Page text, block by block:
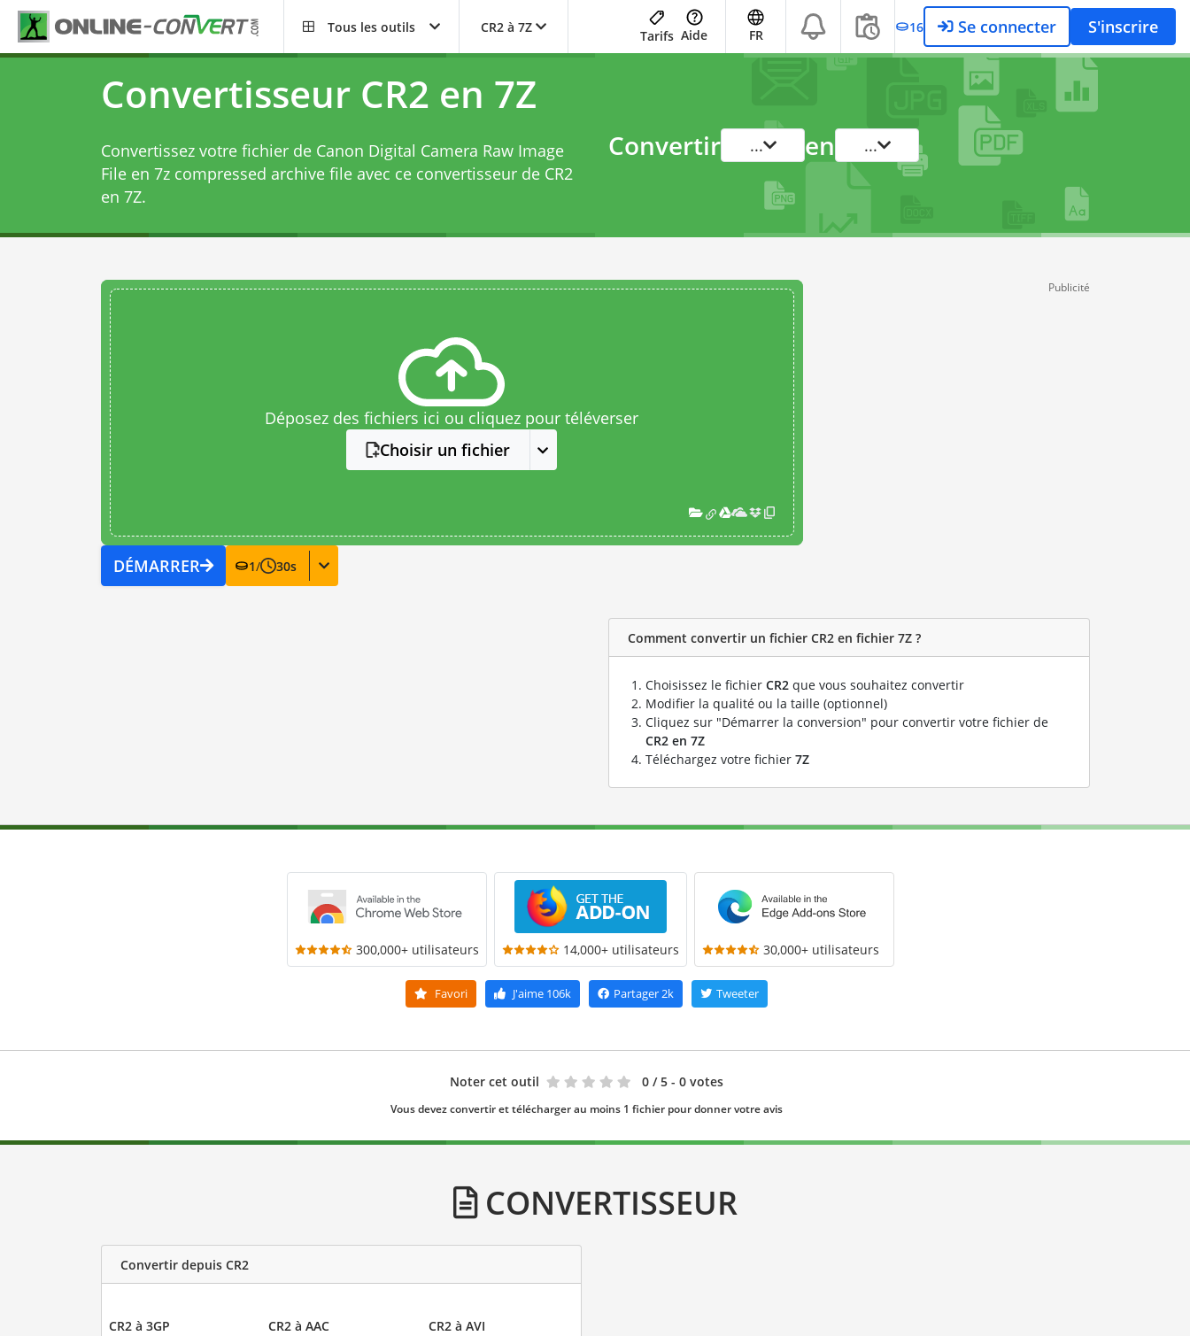
Tous les outils CR2 à 7Z
Tarifs Aide FR 16 Se connecter S'inscrire
Convertisseur CR2 en 7Z
Convertissez votre fichier de Canon Digital Camera Raw Image
File en 7z compressed archive file avec ce convertisseur de CR2
en 7Z.
Convertir ... en ...
Déposez des fichiers ici ou cliquez pour téléverser
Choisir un fichier
DÉMARRER 1/ 30s
Publicité
Comment convertir un fichier CR2 en fichier 7Z ?
Choisissez le fichier CR2 que vous souhaitez convertir
Modifier la qualité ou la taille (optionnel)
Cliquez sur "Démarrer la conversion" pour convertir votre fichier de
CR2 en 7Z
Téléchargez votre fichier 7Z
300,000+ utilisateurs 14,000+ utilisateurs 30,000+ utilisateurs
Favori J'aime106k Partager2k Tweeter
Noter cet outil 0 / 5 - 0 votes
Vous devez convertir et télécharger au moins 1 fichier pour donner votre avis
CONVERTISSEUR
Convertir depuis CR2
CR2 à 3GP CR2 à AAC CR2 à AVI